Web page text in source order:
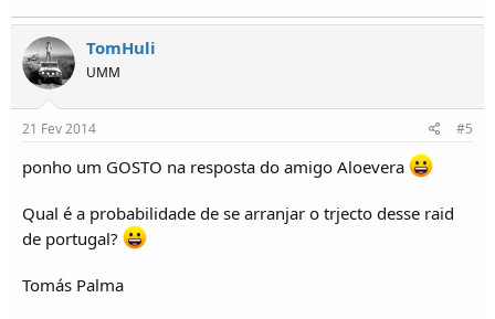
TomHuli
UMM
21 Fev 2014 #5
ponho um GOSTO na resposta do amigo Aloevera
Qual é a probabilidade de se arranjar o trjecto desse raid
de portugal?
Tomás Palma